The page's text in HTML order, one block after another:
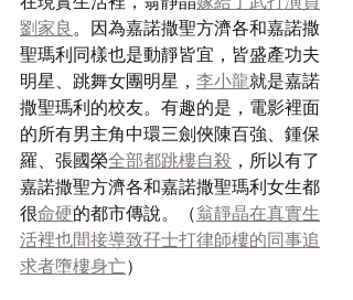
劉家良。因為嘉諾撒聖方濟各和嘉諾撒
聖瑪利同樣也是動靜皆宜，皆盛產功夫
明星、跳舞女團明星， 李小龍就是嘉諾
撒聖瑪利的校友。有趣的是，電影裡面
的所有男主角中環三劍俠陳百強、鍾保
羅、張國榮全部都跳樓自殺 ，所以有了
嘉諾撒聖方濟各和嘉諾撒聖瑪利女生都
很命硬的都市傳說。（翁靜晶在真實生
活裡也間接導致孖士打律師樓的同事追
求者墮樓身亡）